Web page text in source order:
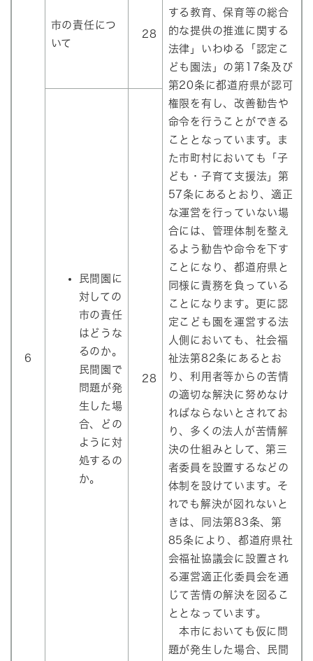
6
市の責任につ
いて
28
する教育、保育等の総合
的な提供の推進に関する
法律」いわゆる「認定こ
ども園法」の第17条及び
第20条に都道府県が認可
権限を有し、改善勧告や
命令を行うことができる
こととなっています。ま
た市町村においても「子
ども・子育て支援法」第
57条にあるとおり、適正
な運営を行っていない場
合には、管理体制を整え
るよう勧告や命令を下す
ことになり、都道府県と
同様に責務を負っている
ことになります。更に認
定こども園を運営する法
人側においても、社会福
祉法第82条にあるとお
り、利用者等からの苦情
の適切な解決に努めなけ
ればならないとされてお
り、多くの法人が苦情解
決の仕組みとして、第三
者委員を設置するなどの
体制を設けています。そ
れでも解決が図れないと
きは、同法第83条、第
85条により、都道府県社
会福祉協議会に設置され
る運営適正化委員会を通
じて苦情の解決を図るこ
ととなっています。
本市においても仮に問
題が発生した場合、民間
民間園に
対しての
市の責任
はどうな
るのか。
民間園で
問題が発
生した場
合、どの
ように対
処するの
か。
28